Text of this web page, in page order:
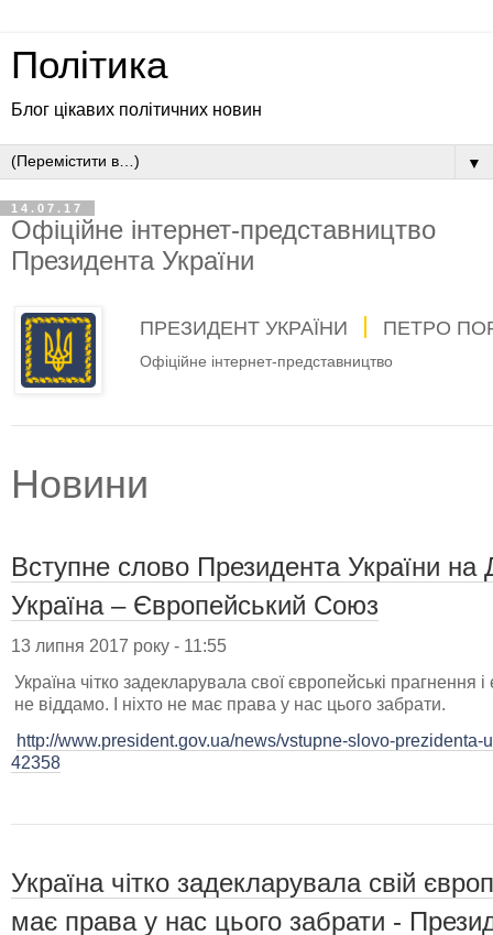
Політика
Блог цікавих політичних новин
▼
14.07.17
Офіційне інтернет-представництво
Президента України
ПРЕЗИДЕНТ УКРАЇНИ ПЕТРО
Офіційне інтернет-представництво
Новини
Вступне слово Президента України на
Україна – Європейський Союз
13 липня 2017 року - 11:55
Україна чітко задекларувала свої європейські прагнення
не віддамо. І ніхто не має права у нас цього забрати.
http://www.president.gov.ua/news/vstupne-slovo-
42358
Україна чітко задекларувала свій
має права у нас цього забрати -